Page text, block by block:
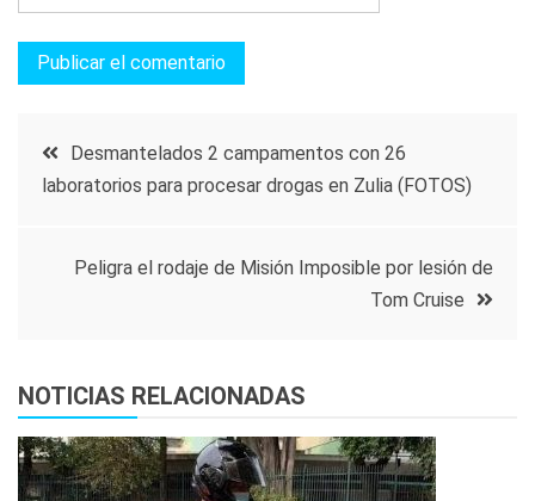
Navegación
entradas
Desmantelados 2 campamentos con 26
laboratorios para procesar drogas en Zulia (FOTOS)
Peligra el rodaje de Misión Imposible por lesión de
Tom Cruise
NOTICIAS RELACIONADAS